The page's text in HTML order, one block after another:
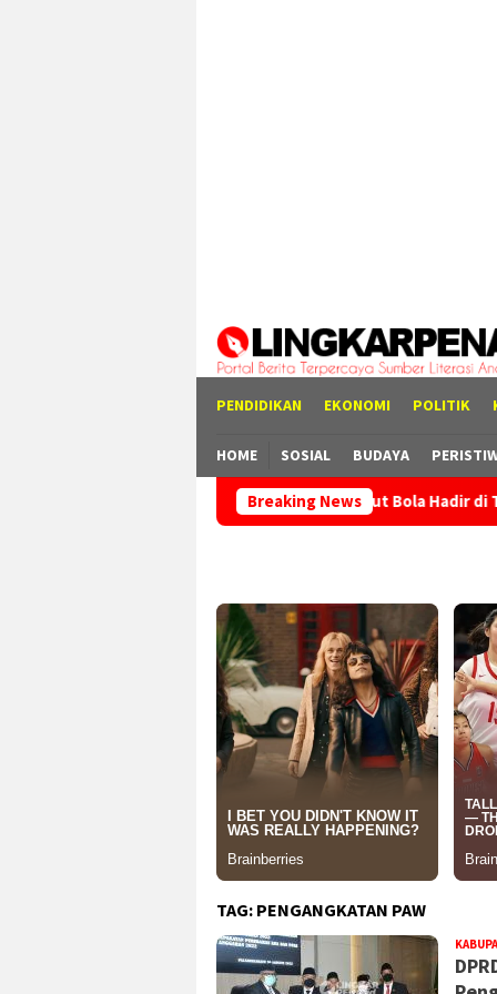
PENDIDIKAN EKONOMI POLITIK
HOME SOSIAL BUDAYA
Breaking News
Layanan Adminduk Jemput Bola Hadir di Tengah
TAG: PENGANGKATAN PAW